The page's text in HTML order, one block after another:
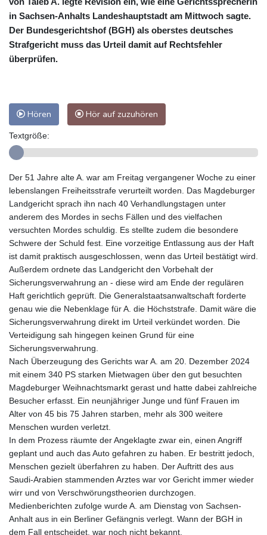
in Sachsen-Anhalts Landeshauptstadt am Mittwoch sagte.
Der Bundesgerichtshof (BGH) als oberstes deutsches
Strafgericht muss das Urteil damit auf Rechtsfehler
überprüfen.
Hören Hör auf zuzuhören
Textgröße:
Der 51 Jahre alte A. war am Freitag vergangener Woche zu einer
lebenslangen Freiheitsstrafe verurteilt worden. Das Magdeburger
Landgericht sprach ihn nach 40 Verhandlungstagen unter
anderem des Mordes in sechs Fällen und des vielfachen
versuchten Mordes schuldig. Es stellte zudem die besondere
Schwere der Schuld fest. Eine vorzeitige Entlassung aus der Haft
ist damit praktisch ausgeschlossen, wenn das Urteil bestätigt wird.
Außerdem ordnete das Landgericht den Vorbehalt der
Sicherungsverwahrung an - diese wird am Ende der regulären
Haft gerichtlich geprüft. Die Generalstaatsanwaltschaft forderte
genau wie die Nebenklage für A. die Höchststrafe. Damit wäre die
Sicherungsverwahrung direkt im Urteil verkündet worden. Die
Verteidigung sah hingegen keinen Grund für eine
Sicherungsverwahrung.
Nach Überzeugung des Gerichts war A. am 20. Dezember 2024
mit einem 340 PS starken Mietwagen über den gut besuchten
Magdeburger Weihnachtsmarkt gerast und hatte dabei zahlreiche
Besucher erfasst. Ein neunjähriger Junge und fünf Frauen im
Alter von 45 bis 75 Jahren starben, mehr als 300 weitere
Menschen wurden verletzt.
In dem Prozess räumte der Angeklagte zwar ein, einen Angriff
geplant und auch das Auto gefahren zu haben. Er bestritt jedoch,
Menschen gezielt überfahren zu haben. Der Auftritt des aus
Saudi-Arabien stammenden Arztes war vor Gericht immer wieder
wirr und von Verschwörungstheorien durchzogen.
Medienberichten zufolge wurde A. am Dienstag von Sachsen-
Anhalt aus in ein Berliner Gefängnis verlegt. Wann der BGH in
dem Fall entscheidet, war noch nicht bekannt.